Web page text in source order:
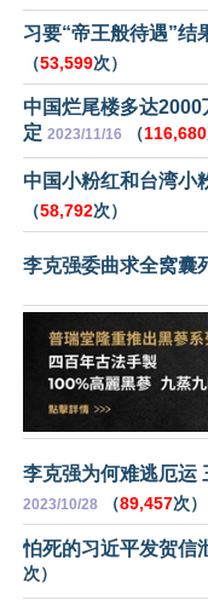
习要“帝王般待遇”结
（53,599次）
中国烂尾楼多达
定 2023/11/16 （116,680
中国小粉红和台湾小
（58,792次）
李克强委曲求全窝囊
李克强为何难逃厄运
2023/10/28 （89,457次）
怕死的习近平发贺信
次）